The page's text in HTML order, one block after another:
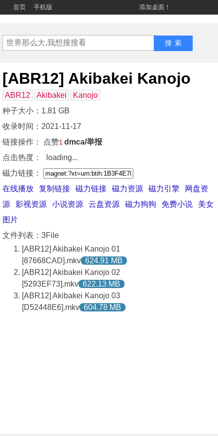
首页 手机版 添加桌面！
[ABR12] Akibakei Kanojo
ABR12 Akibakei
Kanojo
种子大小：1.81 GB
收录时间：2021-11-17
链接操作：
点赞1 dmca/举报
点击热度：
loading...
磁力链接：
在线播放
复制链接 磁力链接 磁力资源 磁力引擎
网盘资
源
影视资源 小说资源 云盘资源 磁力狗狗 免费小说
美女
图片
文件列表：3File
[ABR12] Akibakei Kanojo 01
[87668CAD].mkv 624.91 MB
[ABR12] Akibakei Kanojo 02
[5293EF73].mkv 622.13 MB
[ABR12] Akibakei Kanojo 03
[D52448E6].mkv 604.78 MB